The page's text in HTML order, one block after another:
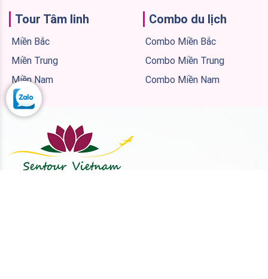
Tour Tâm linh
Miền Bắc
Miền Trung
Miền Nam
Combo du lịch
Combo Miền Bắc
Combo Miền Trung
Combo Miền Nam